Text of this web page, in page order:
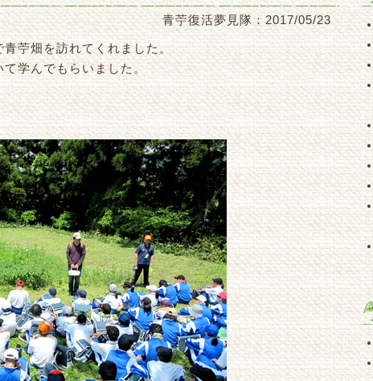
青苧復活夢見隊：2017/05/23
苧畑を訪れてくれました。
学んでもらいました。